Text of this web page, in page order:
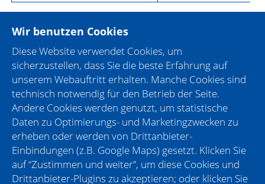
Bestandteil unserer Unternehmensphilosophie ist
und wir gerne unseren eigenen Nachwuchs
aufbauen.
Die Tölke & Fischer Gruppe ist seit jeher sehr
engagiert in Sachen Ausbildung und gehört zu den
besten Ausbildungsbetrieben in Krefeld und
Umgebung. Nicht selten kommen Jahrgangsbeste
aus unseren Reihen. Eine Leistung, die nicht zuletzt
aus der guten Betreuung durch qualifizierte
Wir benutzen Cookies
Diese Website verwendet Cookies, um
sicherzustellen, dass Sie die beste Erfahrung auf
unserem Webauftritt erhalten. Manche Cookies sind
technisch notwendig für den Betrieb der Seite.
Andere Cookies werden genutzt, um statistische
Daten zu Optimierungs- und Marketingzwecken zu
erheben oder werden von Drittanbieter-
Einbindungen (z.B. Google Maps) gesetzt. Klicken Sie
auf “Zustimmen und weiter”, um diese Cookies und
Drittanbieter-Plugins zu akzeptieren; oder klicken Sie